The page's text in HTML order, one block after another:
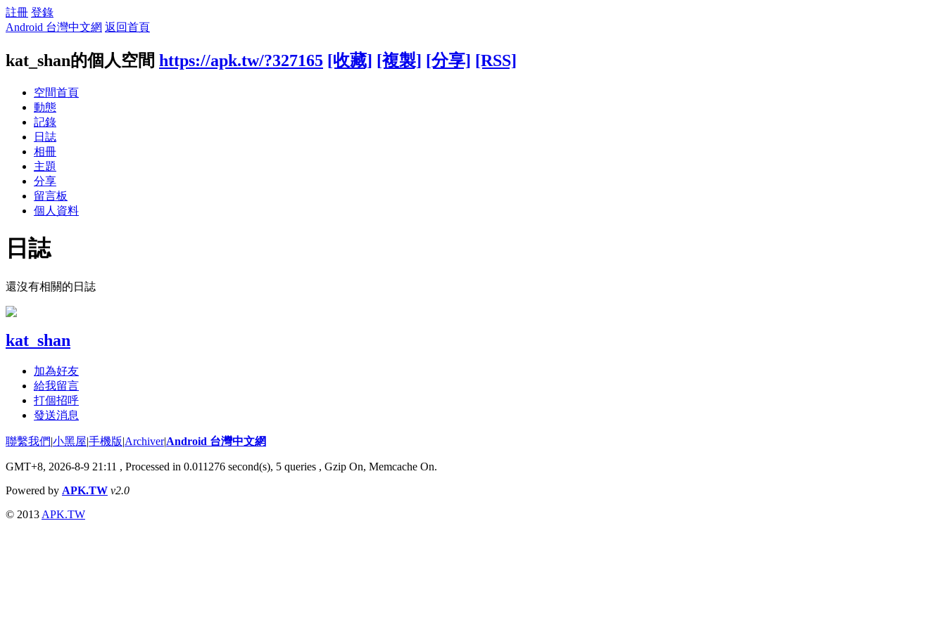
註冊 登錄
Android 台灣中文網 返回首頁
kat_shan的個人空間 https://apk.tw/?327165 [收藏] [複製] [分享] [RSS]
空間首頁
動態
記錄
日誌
相冊
主題
分享
留言板
個人資料
日誌
還沒有相關的日誌
kat_shan
加為好友
給我留言
打個招呼
發送消息
聯繫我們|小黑屋|手機版|Archiver|Android 台灣中文網
GMT+8, 2026-8-9 21:11 , Processed in 0.011276 second(s), 5 queries , Gzip On, Memcache On.
Powered by APK.TW v2.0
© 2013 APK.TW